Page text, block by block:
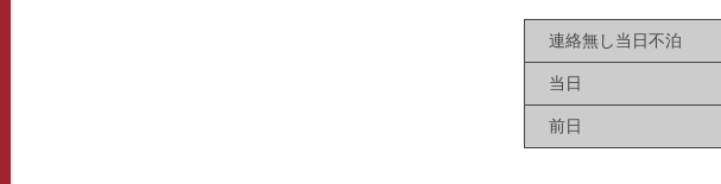
連絡無し当日不泊
当日
前日